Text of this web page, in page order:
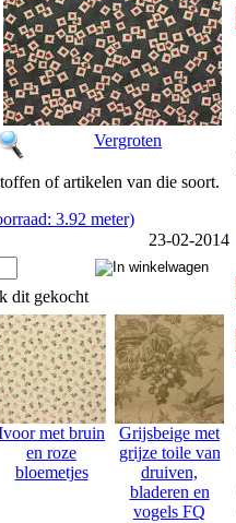
Vergroten
of artikelen van die soort.
3.92 meter)
23-02-2014
dit gekocht
met bruin
en roze
bloemetjes
Grijsbeige met
grijze toile van
druiven,
bladeren en
vogels FQ